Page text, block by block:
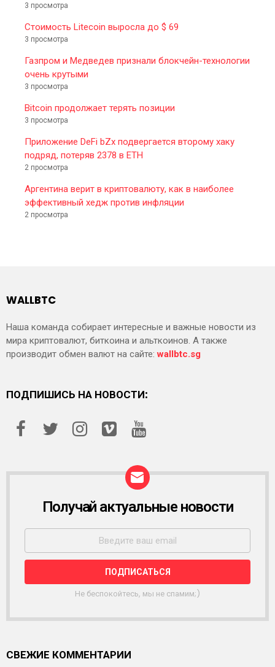
3 просмотра
Стоимость Litecoin выросла до $ 69
3 просмотра
Газпром и Медведев признали блокчейн-технологии
очень крутыми
3 просмотра
Bitcoin продолжает терять позиции
3 просмотра
Приложение DeFi bZx подвергается второму хаку
подряд, потеряв 2378 в ETH
2 просмотра
Аргентина верит в криптовалюту, как в наиболее
эффективный хедж против инфляции
2 просмотра
WALLBTC
Наша команда собирает интересные и важные новости из
мира криптовалют, биткоина и альткоинов. А также
производит обмен валют на сайте:wallbtc.sg
ПОДПИШИСЬ НА НОВОСТИ:
С
Ы
К
Получай актуальные новости
Не беспокойтесь, мы не спамим;)
СВЕЖИЕ КОММЕНТАРИИ